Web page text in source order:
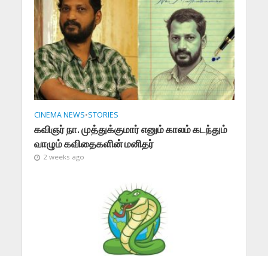
CINEMA NEWS•STORIES
கவிஞர் நா. முத்துக்குமார் எனும் காலம் கடந்தும்
வாழும் கவிதைகளின் மனிதர்
2 weeks ago